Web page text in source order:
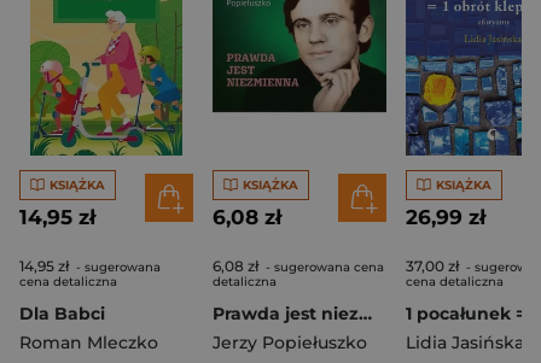
KSIĄŻKA
14,95 zł
14,95 zł - sugerowana
cena detaliczna
Dla Babci
Roman Mleczko
KSIĄŻKA
6,08 zł
6,08 zł - sugerowana cena
detaliczna
Prawda jest niezmienna
Jerzy Popiełuszko
KSIĄŻKA
26,99 zł
37,00 zł -
cena detaliczna
Lidia Jasińska